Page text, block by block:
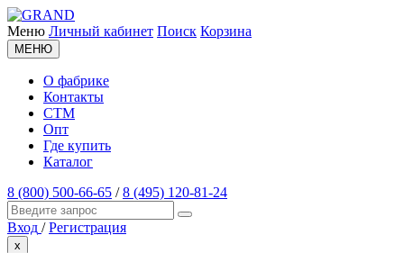
Меню Личный кабинет Поиск Корзина
МЕНЮ
О фабрике
Контакты
СТМ
Опт
Где купить
Каталог
8 (800) 500-66-65 /8 (495) 120-81-24
Вход / Регистрация
x